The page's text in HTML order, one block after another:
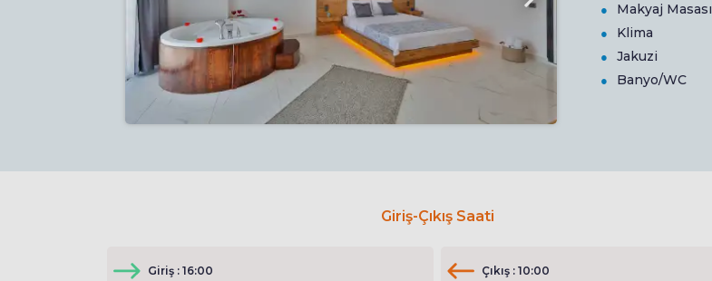
Makyaj Masası
Klima
Jakuzi
Banyo/WC
Giriş-Çıkış Saati
Giriş : 16:00 Çıkış : 10:00